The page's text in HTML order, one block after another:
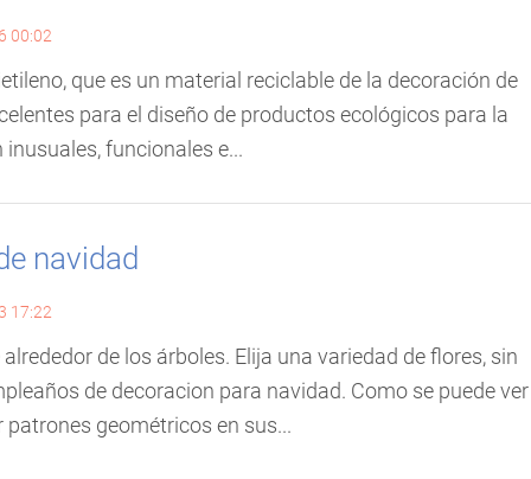
00:02
que es un material reciclable de la decoración de
para el diseño de productos ecológicos para la
funcionales e...
navidad
17:22
de los árboles. Elija una variedad de flores, sin
de decoracion para navidad. Como se puede ver
geométricos en sus...